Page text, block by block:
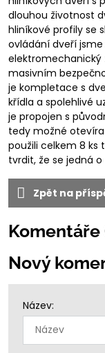
dlouhou životnost
hliníkové profily se
ovládání dveří
elektromechanický
masivním
je kompletace s
křídla a spolehlivé
je propojen s
tedy možné
použili celkem 8 ks
tvrdit, že se jedná
Zpět na
Komentáře
Nový
Název: